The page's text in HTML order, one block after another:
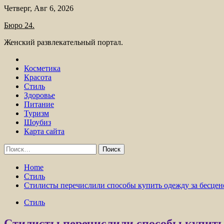
Skip
content
Четверг, Авг 6, 2026
Бюро 24.
Женский развлекательный портал.
Косметика
Красота
Стиль
Здоровье
Питание
Туризм
Шоубиз
Карта сайта
Найти:
Home
Стиль
Стилисты перечислили способы купить одежду за
Стиль